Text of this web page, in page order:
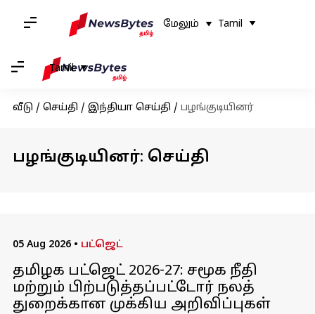
மேலும் Tamil
Tamil
வீடு / செய்தி / இந்தியா செய்தி / பழங்குடியினர்
பழங்குடியினர்: செய்தி
05 Aug 2026 • பட்ஜெட்
தமிழக பட்ஜெட் 2026-27: சமூக நீதி
மற்றும் பிற்படுத்தப்பட்டோர் நலத்
துறைக்கான முக்கிய அறிவிப்புகள்